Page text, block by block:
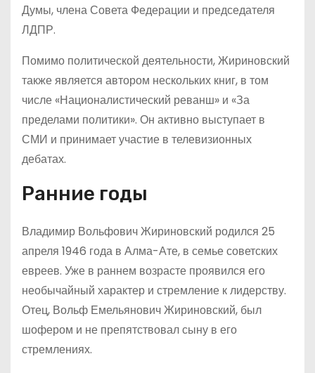
Думы, члена Совета Федерации и председателя
ЛДПР.
Помимо политической деятельности, Жириновский
также является автором нескольких книг, в том
числе «Националистический реванш» и «За
пределами политики». Он активно выступает в
СМИ и принимает участие в телевизионных
дебатах.
Ранние годы
Владимир Вольфович Жириновский родился 25
апреля 1946 года в Алма-Ате, в семье советских
евреев. Уже в раннем возрасте проявился его
необычайный характер и стремление к лидерству.
Отец, Вольф Емельянович Жириновский, был
шофером и не препятствовал сыну в его
стремлениях.